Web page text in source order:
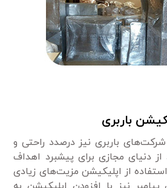
باربری
باربری نیز درصدد راحتی و
دنیای مجازی برای پیشبرد اهداف
از اپلیکیشن مزیت‌های زیادی